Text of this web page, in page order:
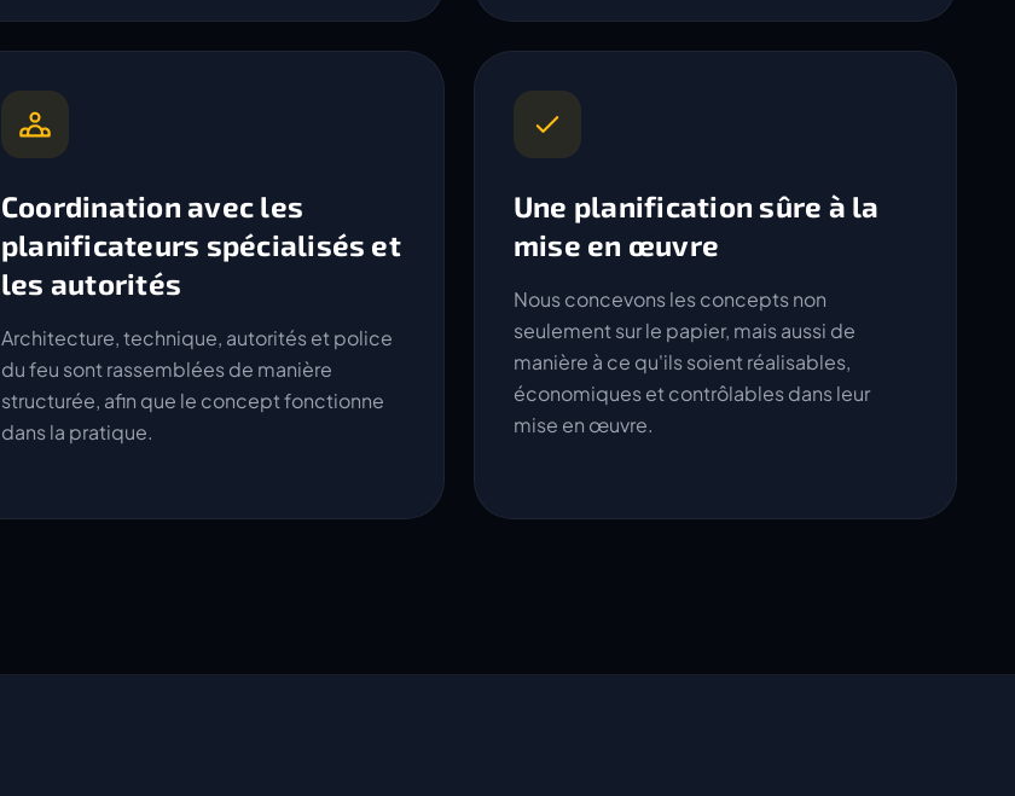
Coordination avec les
planificateurs spécialisés et
les autorités
Architecture, technique, autorités et police
du feu sont rassemblées de manière
structurée, afin que le concept fonctionne
dans la pratique.
Une planification sûre à la
mise en œuvre
Nous concevons les concepts non
seulement sur le papier, mais aussi de
manière à ce qu'ils soient réalisables,
économiques et contrôlables dans leur
mise en œuvre.